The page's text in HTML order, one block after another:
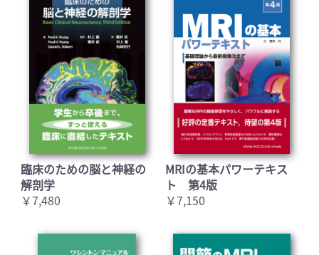
臨床のための脳と神経の
解剖学
￥7,480
MRIの基本パワーテキス
ト 第4版
￥7,150